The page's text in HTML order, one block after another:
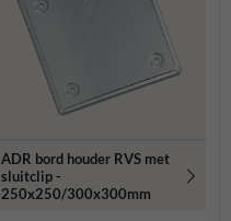
ADR bord houder RVS met
sluitclip -
250x250/300x300mm